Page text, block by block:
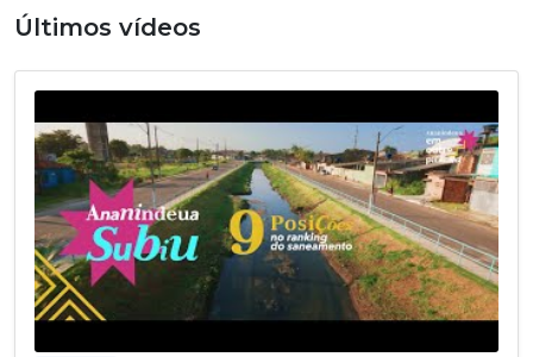
Últimos vídeos